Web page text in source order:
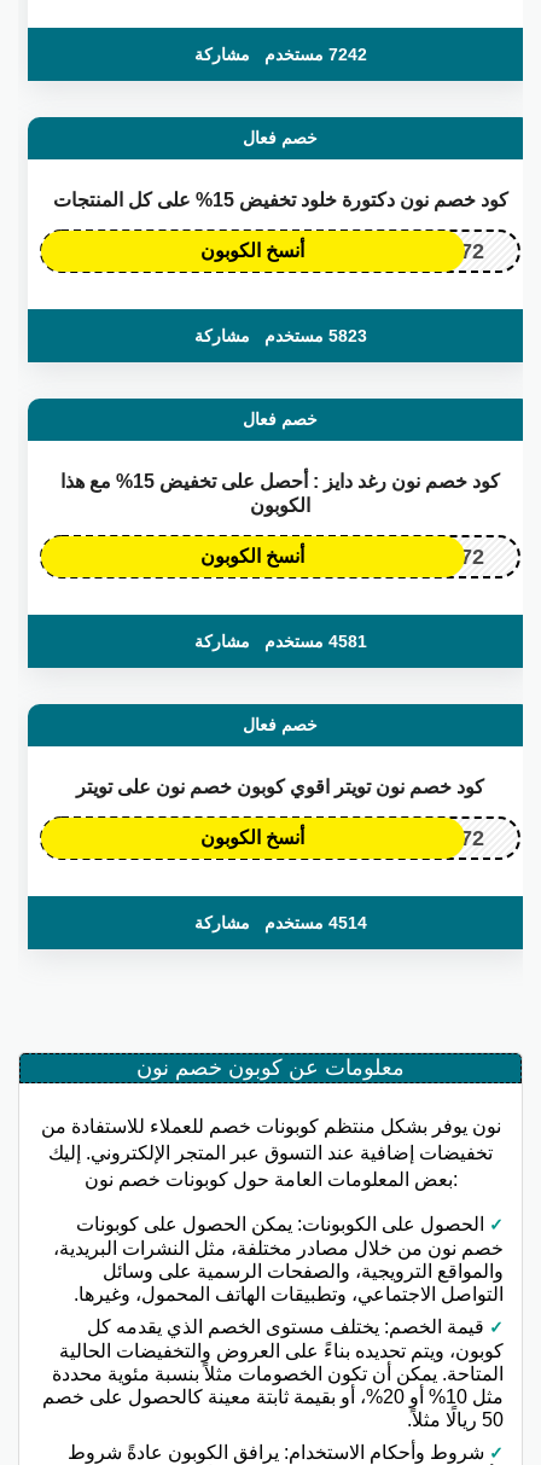
7242 مستخدم مشاركة
خصم فعال
كود خصم نون دكتورة خلود تخفيض 15% على كل المنتجات
OP172 أنسخ الكوبون
5823 مستخدم مشاركة
خصم فعال
كود خصم نون رغد دايز : أحصل على تخفيض 15% مع هذا
الكوبون
OP172 أنسخ الكوبون
4581 مستخدم مشاركة
خصم فعال
كود خصم نون تويتر اقوي كوبون خصم نون على تويتر
OP172 أنسخ الكوبون
4514 مستخدم مشاركة
معلومات عن كوبون خصم نون
نون يوفر بشكل منتظم كوبونات خصم للعملاء للاستفادة من
تخفيضات إضافية عند التسوق عبر المتجر الإلكتروني. إليك
بعض المعلومات العامة حول كوبونات خصم نون:
الحصول على الكوبونات: يمكن الحصول على كوبونات
خصم نون من خلال مصادر مختلفة، مثل النشرات البريدية،
والمواقع الترويجية، والصفحات الرسمية على وسائل
التواصل الاجتماعي، وتطبيقات الهاتف المحمول، وغيرها.
قيمة الخصم: يختلف مستوى الخصم الذي يقدمه كل
كوبون، ويتم تحديده بناءً على العروض والتخفيضات الحالية
المتاحة. يمكن أن تكون الخصومات مثلاً بنسبة مئوية محددة
مثل 10% أو 20%، أو بقيمة ثابتة معينة كالحصول على خصم
50 ريالًا مثلاً.
شروط وأحكام الاستخدام: يرافق الكوبون عادةً شروط